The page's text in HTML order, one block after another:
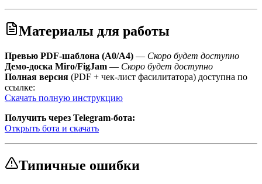
Материалы для работы
Превью PDF-шаблона (A0/A4) — Скоро будет доступно
Демо-доска Miro/FigJam — Скоро будет доступно
Полная версия (PDF + чек-лист фасилитатора) доступна по
ссылке:
Скачать полную инструкцию
Получить через Telegram-бота:
Открыть бота и скачать
Типичные ошибки